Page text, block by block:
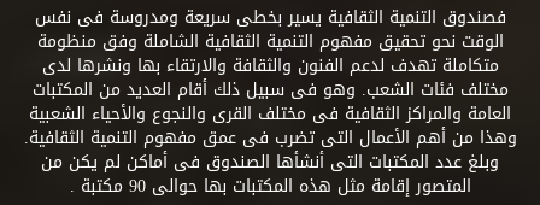
فصندوق التنمية الثقافية يسير بخطى سريعة ومدروسة فى نفس
الوقت نحو تحقيق مفهوم التنمية الثقافية الشاملة وفق منظومة
متكاملة تهدف لدعم الفنون والثقافة والارتقاء بها ونشرها لدى
مختلف فئات الشعب. وهو فى سبيل ذلك أقام العديد من المكتبات
العامة والمراكز الثقافية فى مختلف القرى والنجوع والأحياء الشعبية
وهذا من أهم الأعمال التى تضرب فى عمق مفهوم التنمية الثقافية.
وبلغ عدد المكتبات التى أنشأها الصندوق فى أماكن لم يكن من
المتصور إقامة مثل هذه المكتبات بها حوالى 90 مكتبة .